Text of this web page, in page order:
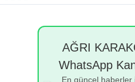
AĞRI
WhatsApp
En güncel haberler